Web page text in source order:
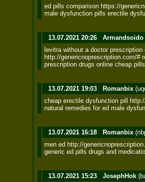
ed pills comparison https://
male dysfunction pills erectile
13.07.2021 20:26 Armandsoido
levitra without a doctor
http://genericnoprescription.com/#
prescription drugs online cheap
13.07.2021 19:03 Romanbix
cheap erectile dysfunction pill
natural remedies for ed male
13.07.2021 16:18 Romanbix
men ed http://
generic ed pills drugs and
13.07.2021 15:23 JosephHok